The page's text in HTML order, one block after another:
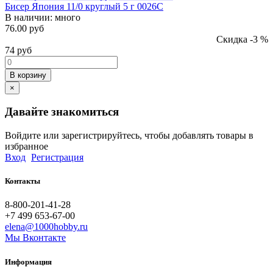
Бисер Япония 11/0 круглый 5 г 0026C
В наличии: много
76.00 руб
Скидка -3 %
74 руб
В корзину
×
Давайте знакомиться
Войдите или зарегистрируйтесь, чтобы добавлять товары в
избранное
Вход Регистрация
Контакты
8-800-201-41-28
+7 499 653-67-00
elena@1000hobby.ru
Мы Вконтакте
Информация